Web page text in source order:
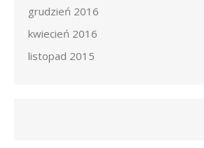
grudzień 2016
kwiecień 2016
listopad 2015